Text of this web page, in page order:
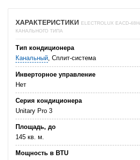
ХАРАКТЕРИСТИКИ ELECTROLUX EACD-
КАНАЛЬНОГО ТИПА
Тип кондиционера
Канальный , Сплит-система
Инверторное управление
Нет
Серия кондиционера
Unitary Pro 3
Площадь, до
145 кв. м.
Мощность в BTU